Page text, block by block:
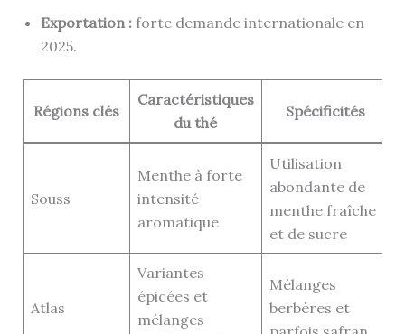
Exportation :forte demande internationale en
2025.
Régions clés
Caractéristiques
du thé
Spécificités
Souss
Menthe à forte
intensité
aromatique
Utilisation
abondante de
menthe fraîche
et de sucre
Atlas
Variantes
épicées et
mélanges
Mélanges
berbères et